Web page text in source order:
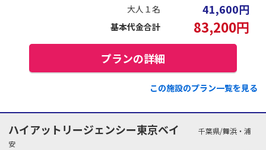
大人１名 41,600円
基本代金合計 83,200円
プランの詳細
この施設のプラン一覧を見る
ハイアットリージェンシー東京ベイ
千葉県/舞浜・浦
安